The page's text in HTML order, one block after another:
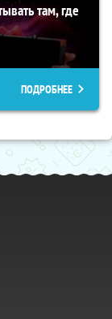
там, где
ПОДРОБНЕЕ